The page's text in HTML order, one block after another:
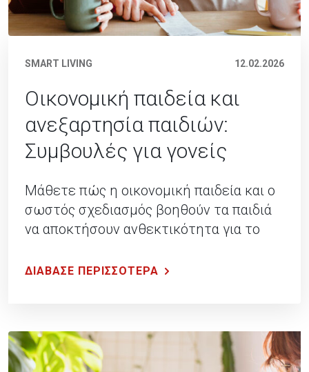
SMART LIVING 12.02.2026
Οικονομική παιδεία και
ανεξαρτησία παιδιών:
Συμβουλές για γονείς
Μάθετε πώς η οικονομική παιδεία και ο
σωστός σχεδιασμός βοηθούν τα παιδιά
να αποκτήσουν ανθεκτικότητα για το
ΔΙΑΒΑΣΕ ΠΕΡΙΣΣΟΤΕΡΑ